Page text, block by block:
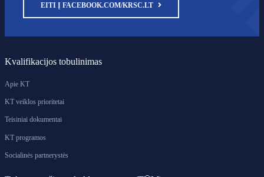
EITI Į FACEBOOK.COM/KRSC.LT
Kvalifikacijos tobulinimas
Apie KT
KT veiklos prioritetai
Teisiniai dokumentai
KT programos
Socialinės partnerystės